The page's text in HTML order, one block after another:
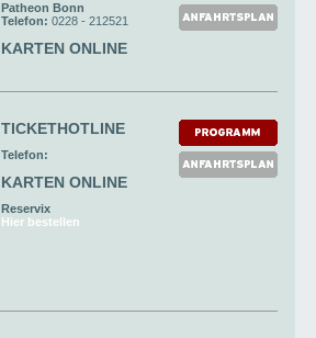
Patheon Bonn
Telefon: 0228 - 212521
KARTEN ONLINE
TICKETHOTLINE
Telefon:
KARTEN ONLINE
Reservix
Hier bestellen